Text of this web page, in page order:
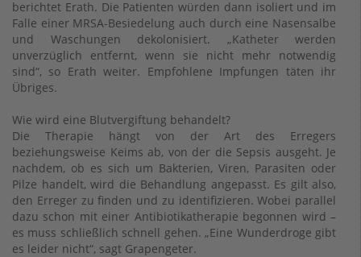
berichtet Erath. Die Patienten würden dann isoliert und im
Falle einer MRSA-Besiedelung auch durch eine Nasensalbe
und Waschungen dekolonisiert. „Katheter werden
unverzüglich entfernt, wenn sie nicht mehr notwendig
sind“, so Erath weiter. Empfohlene Impfungen täten ihr
Übriges.
Wie wird eine Blutvergiftung behandelt?
Die Therapie hängt von der Art des Erregers
beziehungsweise Keims ab, von der die Sepsis ausgeht. Je
nachdem, ob es sich um Bakterien, Viren, Parasiten oder
Pilze handelt, wird die Behandlung angepasst. Es gilt also,
den Erreger zu finden und zu identifizieren. Wobei parallel
dazu schon mit einer Antibiotikatherapie begonnen wird –
es muss schließlich schnell gehen. „Eine Wunderdroge gibt
es leider nicht“, sagt Grapengeter.